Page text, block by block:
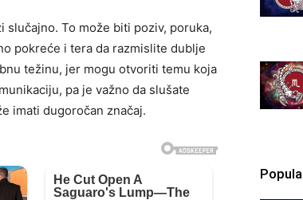
slučajno. To može biti poziv, poruka,
pokreće i tera da razmislite dublje
težinu, jer mogu otvoriti temu koja
pa je važno da slušate
imati dugoročan značaj.